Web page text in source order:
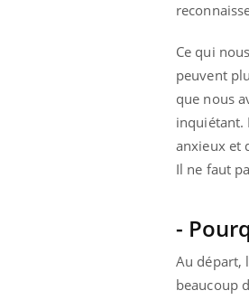
Ce qui
peuvent
que nous
inquiétant.
anxieux et
Il ne faut
-
Au départ,
beaucoup